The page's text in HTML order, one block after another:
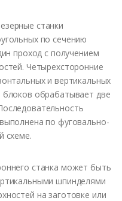
станки
по сечению
проход с получением
Четырехсторонние
и вертикальных
обрабатывает две
по фуговально-
схеме.
станка может быть
шпинделями
на заготовке или